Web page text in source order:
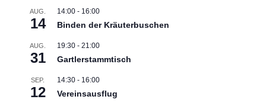
AUG.
14
14:00- 16:00
Binden der Kräuterbuschen
AUG.
31
19:30- 21:00
Gartlerstammtisch
SEP.
12
14:30- 16:00
Vereinsausflug